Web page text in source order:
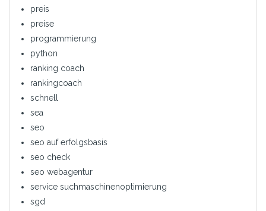
preis
preise
programmierung
python
ranking coach
rankingcoach
schnell
sea
seo
seo auf erfolgsbasis
seo check
seo webagentur
service suchmaschinenoptimierung
sgd